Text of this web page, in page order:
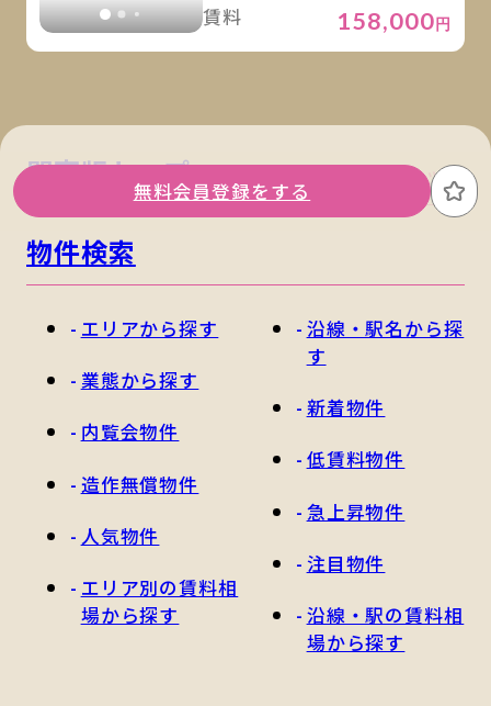
賃料 158,000円
無料会員登録をする お
関東版トップ 関西版トップ
物件検索
エリアから探す
業態から探す
内覧会物件
造作無償物件
人気物件
エリア別の賃料相
場から探す
沿線・駅名から探
す
新着物件
低賃料物件
急上昇物件
注目物件
沿線・駅の賃料相
場から探す